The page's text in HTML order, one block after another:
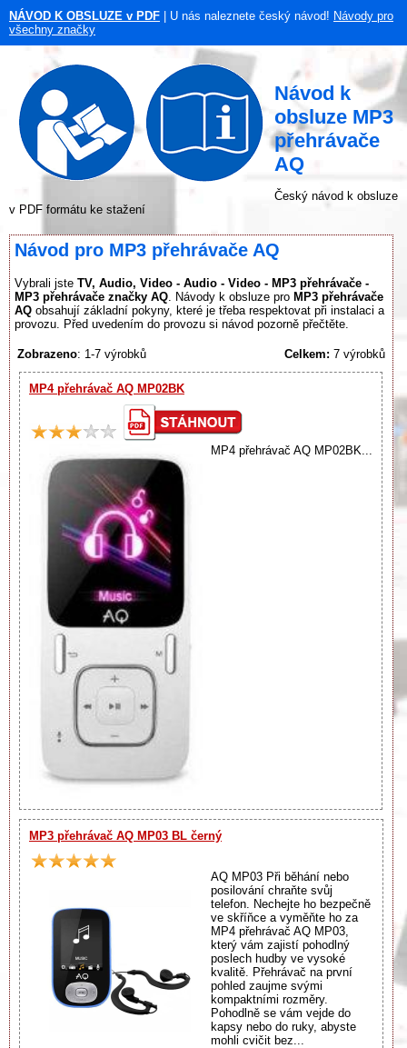
NÁVOD K OBSLUZE v PDF | U nás naleznete český návod! Návody pro
všechny značky
Návod k
obsluze MP3
přehrávače
AQ
Český návod k obsluze
v PDF formátu ke stažení
Návod pro MP3 přehrávače AQ
Vybrali jste TV, Audio, Video - Audio - Video - MP3 přehrávače -
MP3 přehrávače značky AQ . Návody k obsluze pro MP3 přehrávače
AQ obsahují základní pokyny, které je třeba respektovat při instalaci a
provozu. Před uvedením do provozu si návod pozorně přečtěte.
Zobrazeno: 1-7 výrobků Celkem: 7 výrobků
MP4 přehrávač AQ MP02BK
MP4 přehrávač AQ MP02BK...
MP3 přehrávač AQ MP03 BL černý
AQ MP03 Při běhání nebo
posilování chraňte svůj
telefon. Nechejte ho bezpečně
ve skříňce a vyměňte ho za
MP4 přehrávač AQ MP03,
který vám zajistí pohodlný
poslech hudby ve vysoké
kvalitě. Přehrávač na první
pohled zaujme svými
kompaktními rozměry.
Pohodlně se vám vejde do
kapsy nebo do ruky, abyste
mohli cvičit bez...